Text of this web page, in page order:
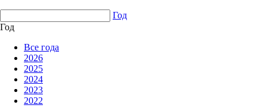
Год
Год
Все года
2026
2025
2024
2023
2022